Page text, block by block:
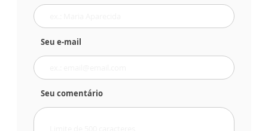
Seu e-mail
Seu comentário